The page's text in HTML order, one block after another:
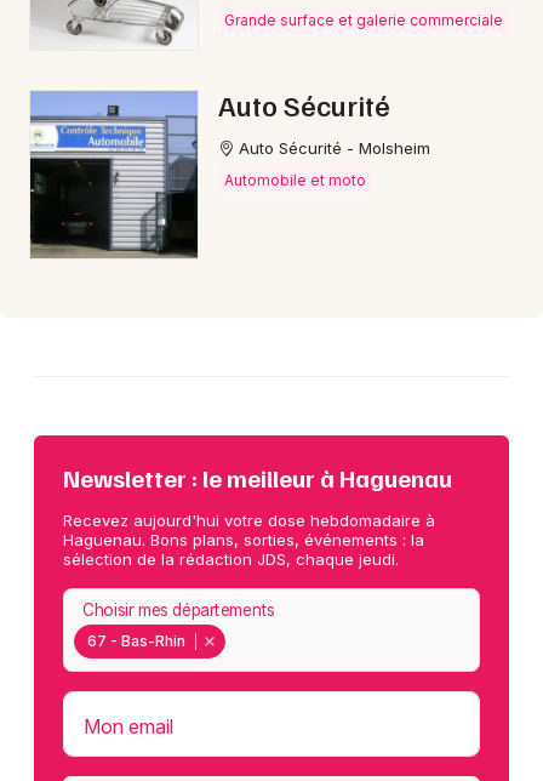
Grande surface et galerie commerciale
Auto Sécurité
Auto Sécurité - Molsheim
Automobile et moto
Newsletter : le meilleur à Haguenau
Recevez aujourd'hui votre dose hebdomadaire à
Haguenau. Bons plans, sorties, événements : la
sélection de la rédaction JDS, chaque jeudi.
67 - Bas-Rhin
Choisir mes départements
Mon email